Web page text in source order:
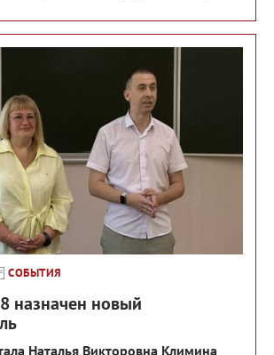
СОБЫТИЯ
назначен новый
Наталья Викторовна Климина